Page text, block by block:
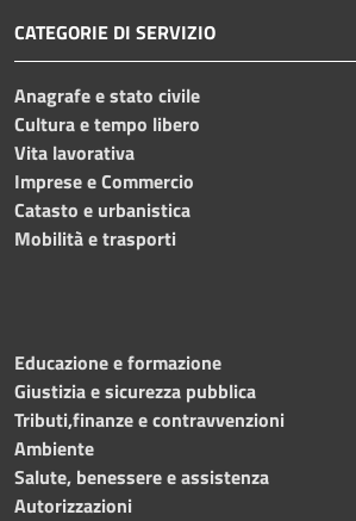
CATEGORIE DI SERVIZIO
Anagrafe e stato civile
Cultura e tempo libero
Vita lavorativa
Imprese e Commercio
Catasto e urbanistica
Mobilità e trasporti
Educazione e formazione
Giustizia e sicurezza pubblica
Tributi,finanze e contravvenzioni
Ambiente
Salute, benessere e assistenza
Autorizzazioni